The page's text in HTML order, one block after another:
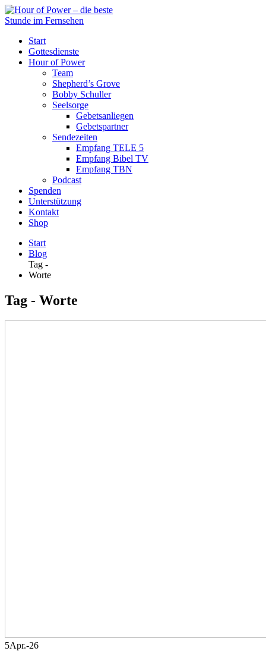
Start
Gottesdienste
Hour of Power
Team
Shepherd’s Grove
Bobby Schuller
Seelsorge
Gebetsanliegen
Gebetspartner
Sendezeiten
Empfang TELE 5
Empfang Bibel TV
Empfang TBN
Podcast
Spenden
Unterstützung
Kontakt
Shop
Start
Blog
Tag -
Worte
Tag - Worte
5Apr.-26